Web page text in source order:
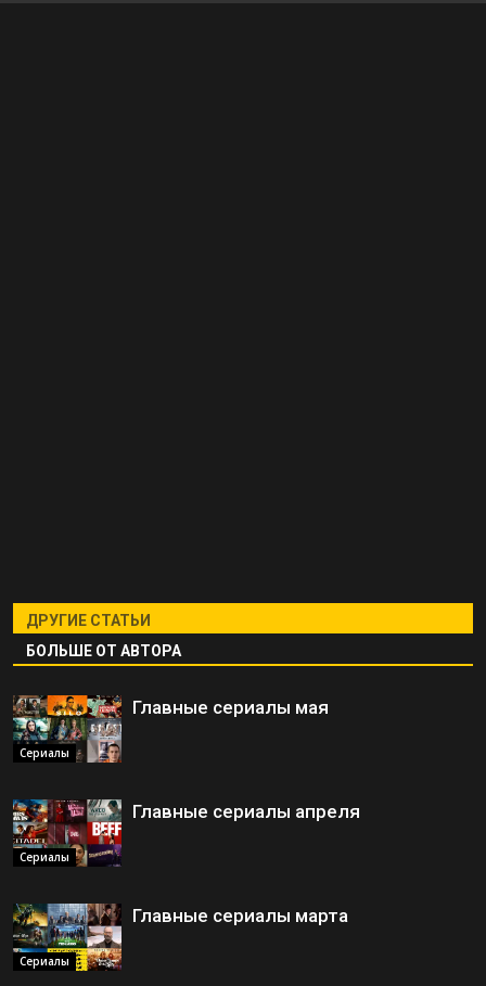
ДРУГИЕ СТАТЬИ
БОЛЬШЕ ОТ АВТОРА
Сериалы
Главные сериалы мая
Сериалы
Главные сериалы апреля
Сериалы
Главные сериалы марта